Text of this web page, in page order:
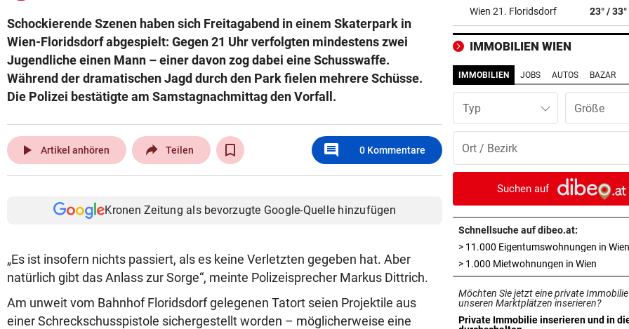
Schockierende Szenen haben sich Freitagabend in einem Skaterpark in
Wien-Floridsdorf abgespielt: Gegen 21 Uhr verfolgten mindestens zwei
Jugendliche einen Mann – einer davon zog dabei eine Schusswaffe.
Während der dramatischen Jagd durch den Park fielen mehrere Schüsse.
Die Polizei bestätigte am Samstagnachmittag den Vorfall.
play_arrow Artikel anhören Teilen comment 0 Kommentare
Kronen Zeitung als bevorzugte Google-Quelle hinzufügen
„Es ist insofern nichts passiert, als es keine Verletzten gegeben hat. Aber
natürlich gibt das Anlass zur Sorge“, meinte Polizeisprecher Markus Dittrich.
Am unweit vom Bahnhof Floridsdorf gelegenen Tatort seien Projektile aus
einer Schreckschusspistole sichergestellt worden – möglicherweise eine
Worauf freuen Sie sich
Hitzewelle?
BEI SEINEM NEO-KLUB
Gefeiert wie Rockstar: So viel
kassiert WM-Held!
Postings vor Gericht
„LIEBELEI“ GEHT WEITER vor 37
Pleite-Restaurant: Neue
Gesellschaft, alter Chef
SOMALIER VERURTEILT vor 38
Überfall mit Pistolen auf dem
Überfuhrsteg: Haft!
Wien 21. Floridsdorf 23° / 33°
IMMOBILIEN WIEN
IMMOBILIEN JOBS AUTOS BAZAR
Typ
Suchen auf
Schnellsuche auf dibeo.at:
> 11.000 Eigentumswohnungen in Wien
> 1.000 Mietwohnungen in Wien
Möchten Sie jetzt eine private
unseren Marktplätzen inserieren?
Private Immobilie inserieren und in